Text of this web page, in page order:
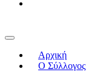
Αρχική
O Σύλλογος